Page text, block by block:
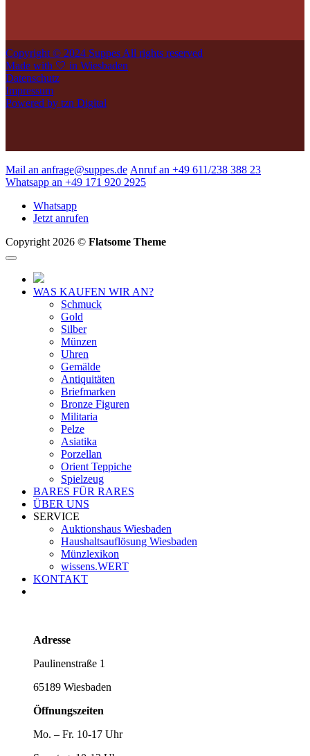
Copyright © 2024 Suppes All rights reserved
Made with 🤍 in Wiesbaden
Datenschutz
Impressum
Powered by tzn Digital
Mail an anfrage@suppes.de Anruf an +49 611/238 388 23
Whatsapp an +49 171 920 2925
Whatsapp
Jetzt anrufen
Copyright 2026 © Flatsome Theme
WAS KAUFEN WIR AN?
Schmuck
Gold
Silber
Münzen
Uhren
Gemälde
Antiquitäten
Briefmarken
Bronze Figuren
Militaria
Pelze
Asiatika
Porzellan
Orient Teppiche
Spielzeug
BARES FÜR RARES
ÜBER UNS
SERVICE
Auktionshaus Wiesbaden
Haushaltsauflösung Wiesbaden
Münzlexikon
wissens.WERT
KONTAKT
Adresse
Paulinenstraße 1
65189 Wiesbaden
Öffnungszeiten
Mo. – Fr. 10-17 Uhr